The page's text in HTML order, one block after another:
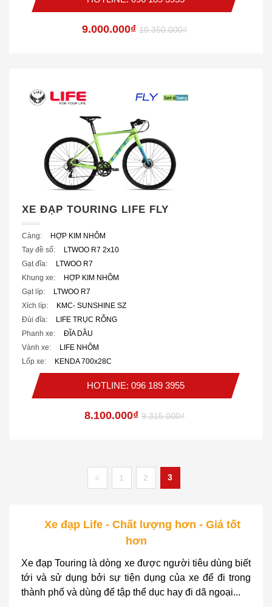
9.000.000₫ 10.350.000₫
XE ĐẠP TOURING LIFE FLY
Càng:
HỢP KIM NHÔM
Tay đề số:
LTWOO R7 2x10
Gạt đĩa:
LTWOO R7
Khung xe:
HỢP KIM NHÔM
Gạt líp:
LTWOO R7
Xích líp:
KMC- SUNSHINE SZ
Đùi đĩa:
LIFE TRỤC RỖNG
Phanh xe:
ĐĨA DẦU
Vành xe:
LIFE NHÔM
Lốp xe:
KENDA 700x28C
HOTLINE: 096 189 3955
8.100.000₫ 9.315.000₫
1 2 3
Xe đạp Life - Chất lượng hơn - Giá tốt
hơn
Xe đạp Touring là dòng xe được người tiêu dùng biết
tới và sử dụng bởi sự tiện dụng của xe để đi trong
thành phố và dùng để tập thể dục hay đi dã ngoại...